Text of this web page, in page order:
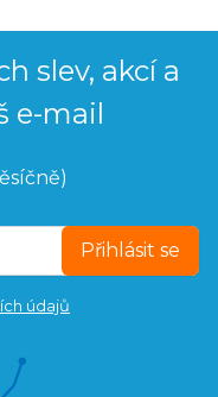
slev, akcí a
e-mail
Přihlásit se
údajů